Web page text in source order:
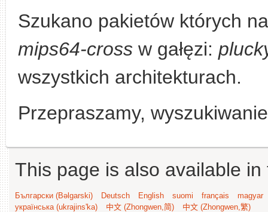
Szukano pakietów których
mips64-cross w gałęzi:
wszystkich architekturach.
Przepraszamy,
This page is also available
Български (Bəlgarski) Deutsch English suomi français
magyar
українська (ukrajins'ka)
中文 (Zhongwen,简) 中文 (Zhongwen,繁)